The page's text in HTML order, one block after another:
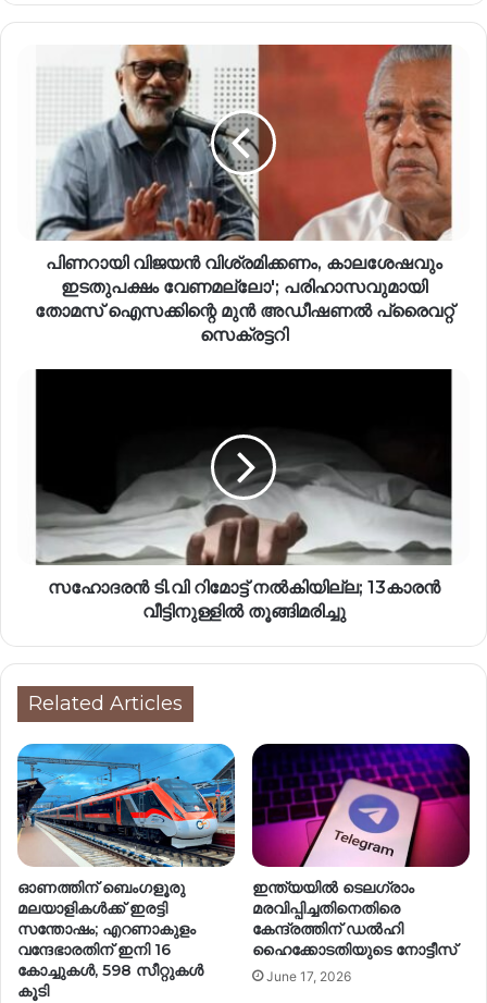
പിണറായി വിജയൻ വിശ്രമിക്കണം, കാലശേഷവും
ഇടതുപക്ഷം വേണമല്ലോ'; പരിഹാസവുമായി
തോമസ് ഐസക്കിന്റെ മുൻ അഡീഷണൽ പ്രൈവറ്റ്
സെക്രട്ടറി
സഹോദരൻ ടി.വി റിമോട്ട് നൽകിയില്ല; 13കാരൻ
വീട്ടിനുള്ളിൽ തൂങ്ങിമരിച്ചു
Related Articles
ഓണത്തിന് ബെംഗളൂരു
മലയാളികള്‍ക്ക് ഇരട്ടി
സന്തോഷം; എറണാകുളം
വന്ദേഭാരതിന് ഇനി 16
കോച്ചുകള്‍, 598 സീറ്റുകള്‍
കൂടി
ഇന്ത്യയിൽ ടെലഗ്രാം
മരവിപ്പിച്ചതിനെതിരെ
കേന്ദ്രത്തിന് ഡൽഹി
ഹൈക്കോടതിയുടെ നോട്ടീസ്
June 17, 2026